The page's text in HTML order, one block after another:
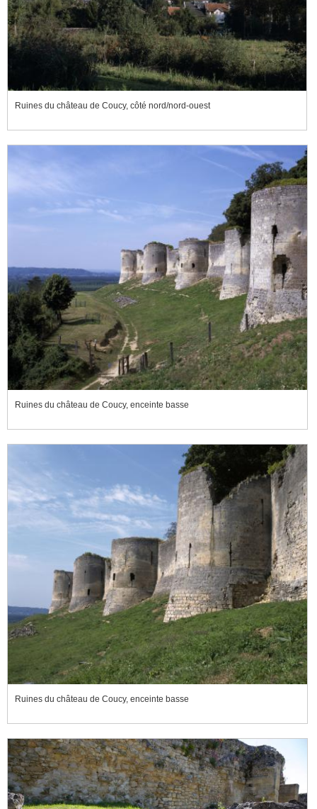
Ruines du château de Coucy, côté nord/nord-ouest
Ruines du château de Coucy, enceinte basse
Ruines du château de Coucy, enceinte basse